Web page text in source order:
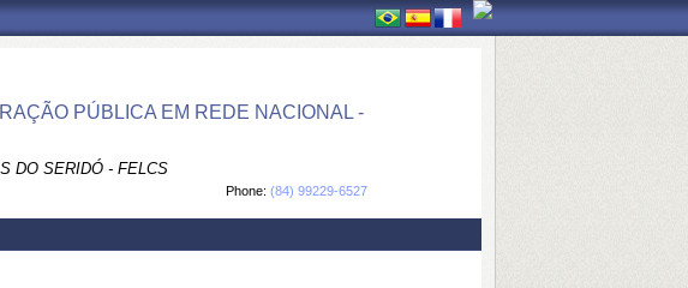
PÚBLICA EM REDE NACIONAL -
DO SERIDÓ - FELCS
Phone: (84) 99229-6527